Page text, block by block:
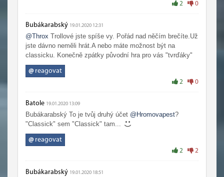
2 0
Bubákarabský 19.01.2020 12:31
@Throx Trollové jste spíše vy. Pořád nad něčím brečíte.Už
jste dávno neměli hrát.A nebo máte možnost být na
classicku. Konečně zpátky původní hra pro vás "tvrďáky"
@reagovat
2 0
Batole 19.01.2020 13:09
Bubákarabský To je tvůj druhý účet @Hromovapest?
"Classick" sem "Classick" tam...
@reagovat
2 2
Bubákarabský 19.01.2020 18:51